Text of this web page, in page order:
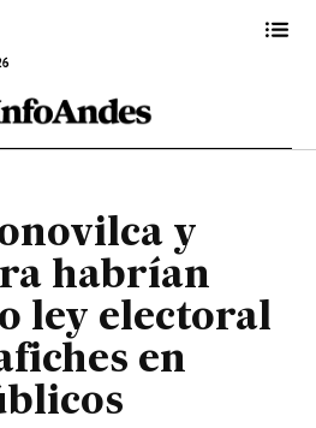
de propaganda electoral,
reglamento del JNE.
DE 2026
y
habrían
ley electoral
en